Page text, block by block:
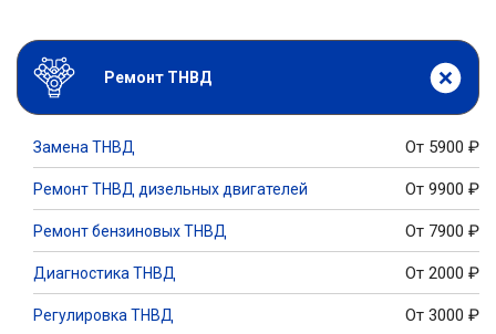
Ремонт ТНВД
Замена ТНВД От 5900 ₽
Ремонт ТНВД дизельных двигателей От 9900 ₽
Ремонт бензиновых ТНВД От 7900 ₽
Диагностика ТНВД От 2000 ₽
Регулировка ТНВД От 3000 ₽